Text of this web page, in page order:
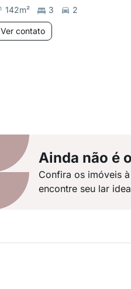
142m² 3 2
Ver contato
Ainda não é
Confira os imóveis
encontre seu lar